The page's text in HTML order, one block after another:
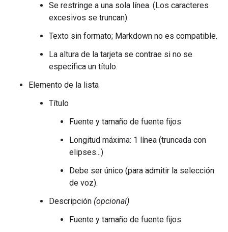
Se restringe a una sola línea. (Los caracteres
excesivos se truncan).
Texto sin formato; Markdown no es compatible.
La altura de la tarjeta se contrae si no se
especifica un título.
Elemento de la lista
Título
Fuente y tamaño de fuente fijos
Longitud máxima: 1 línea (truncada con
elipses...)
Debe ser único (para admitir la selección
de voz).
Descripción (opcional)
Fuente y tamaño de fuente fijos